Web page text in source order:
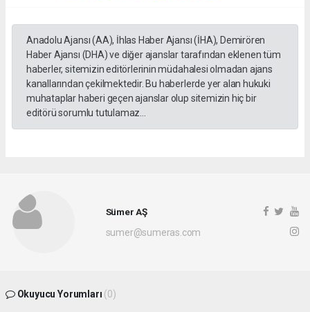
Anadolu Ajansı (AA), İhlas Haber Ajansı (İHA), Demirören
Haber Ajansı (DHA) ve diğer ajanslar tarafından eklenen tüm
haberler, sitemizin editörlerinin müdahalesi olmadan ajans
kanallarından çekilmektedir. Bu haberlerde yer alan hukuki
muhataplar haberi geçen ajanslar olup sitemizin hiç bir
editörü sorumlu tutulamaz...
Sümer AŞ
sumer@sumeras.com
Okuyucu Yorumları (0)